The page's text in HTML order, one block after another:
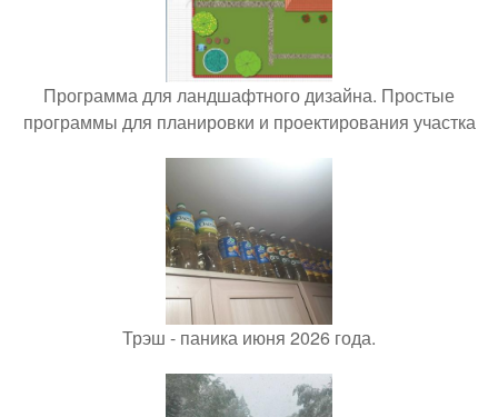
Программа для ландшафтного дизайна. Простые
программы для планировки и проектирования участка
Трэш - паника июня 2026 года.